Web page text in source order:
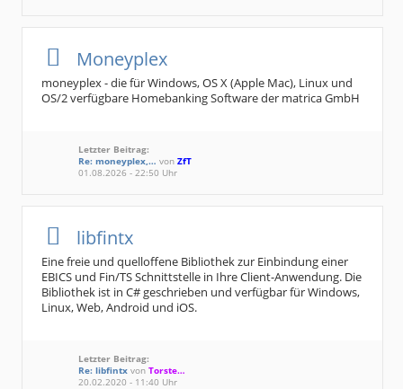
Moneyplex
moneyplex - die für Windows, OS X (Apple Mac), Linux und
OS/2 verfügbare Homebanking Software der matrica GmbH
Letzter Beitrag:
Re: moneyplex,… von ZfT
01.08.2026 - 22:50 Uhr
libfintx
Eine freie und quelloffene Bibliothek zur Einbindung einer
EBICS und Fin/TS Schnittstelle in Ihre Client-Anwendung. Die
Bibliothek ist in C# geschrieben und verfügbar für Windows,
Linux, Web, Android und iOS.
Letzter Beitrag:
Re: libfintx von Torste…
20.02.2020 - 11:40 Uhr